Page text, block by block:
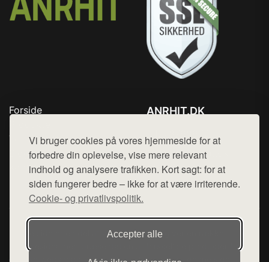
Vi bruger cookies på vores hjemmeside for at
forbedre din oplevelse, vise mere relevant
indhold og analysere trafikken. Kort sagt: for at
siden fungerer bedre – ikke for at være irriterende.
Cookie- og privatlivspolitik.
Accepter alle
Forside
Top Rabatter
Blog
Kontakt
ANRHIT.DK
Mail: hej@want.dk
Cookie- og privatlivspolitik
Denne side er en del af want.dk, der udgiver en række
hjemmesider med præsentation af forskellige produkter fra
diverse webshops. Der sælges ikke varer fra denne side - vi